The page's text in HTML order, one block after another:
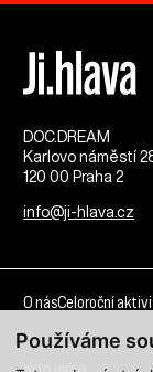
Používáme
DOC.DREAM​
Karlovo náměstí
120 00 Praha 2
info@ji-hlava.cz
O násCeloroční